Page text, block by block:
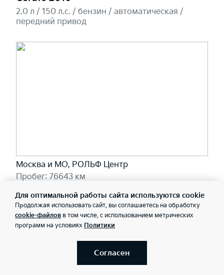
2.0 л / 150 л.c. / бензин / автоматическая /
передний привод
Москва и МО, РОЛЬФ Центр
Пробег: 76643 км
1 920 000 ₽
20 970 ₽/мес
Для оптимальной работы сайта используются cookie
Продолжая использовать сайт, вы соглашаетесь на обработку
cookie-файлов в том числе, с использованием метрических
программ на условиях Политики
Согласен